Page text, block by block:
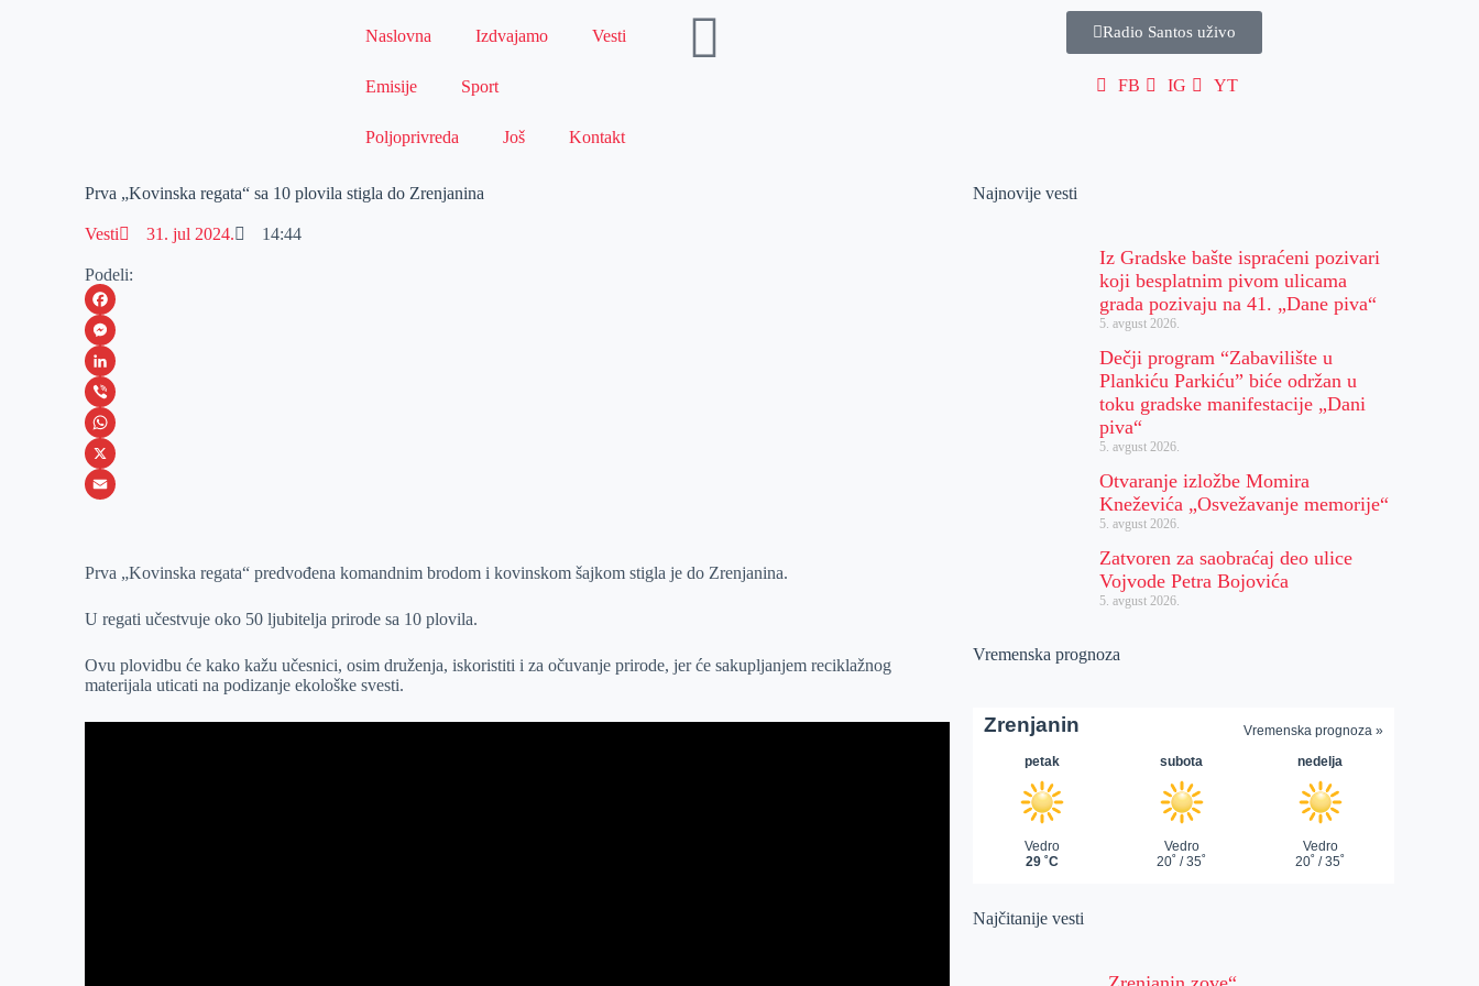
Naslovna Izdvajamo Vesti
Emisije Sport
Poljoprivreda Još Kontakt
Radio Santos uživo
FB IG YT
Prva „Kovinska regata“ sa 10 plovila stigla do Zrenjanina
Vesti 31. jul 2024. 14:44
Podeli:
F
a
c
e
b
o
M
e
s
s
e
e
L
i
n
k
I
V
i
b
W
h
s
p
X
a
Prva „Kovinska regata“ predvođena komandnim brodom i kovinskom šajkom stigla je do Zrenjanina.
U regati učestvuje oko 50 ljubitelja prirode sa 10 plovila.
Ovu plovidbu će kako kažu učesnici, osim druženja, iskoristiti i za očuvanje prirode, jer će sakupljanjem reciklažnog
materijala uticati na podizanje ekološke svesti.
Najnovije vesti
Iz Gradske bašte ispraćeni pozivari
koji besplatnim pivom ulicama
grada pozivaju na 41. „Dane piva“
5. avgust 2026.
Dečji program “Zabavilište u
Plankiću Parkiću” biće održan u
toku gradske manifestacije „Dani
piva“
5. avgust 2026.
Otvaranje izložbe Momira
Kneževića „Osvežavanje memorije“
5. avgust 2026.
Zatvoren za saobraćaj deo ulice
Vojvode Petra Bojovića
5. avgust 2026.
Vremenska prognoza
Najčitanije vesti